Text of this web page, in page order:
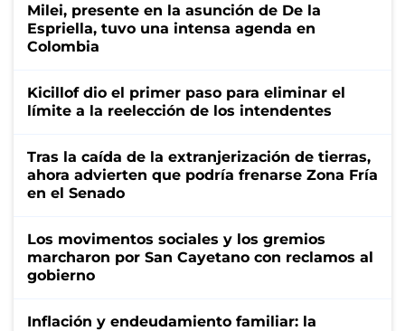
Milei, presente en la asunción de De la
Espriella, tuvo una intensa agenda en
Colombia
Kicillof dio el primer paso para eliminar el
límite a la reelección de los intendentes
Tras la caída de la extranjerización de tierras,
ahora advierten que podría frenarse Zona Fría
en el Senado
Los movimentos sociales y los gremios
marcharon por San Cayetano con reclamos al
gobierno
Inflación y endeudamiento familiar: la